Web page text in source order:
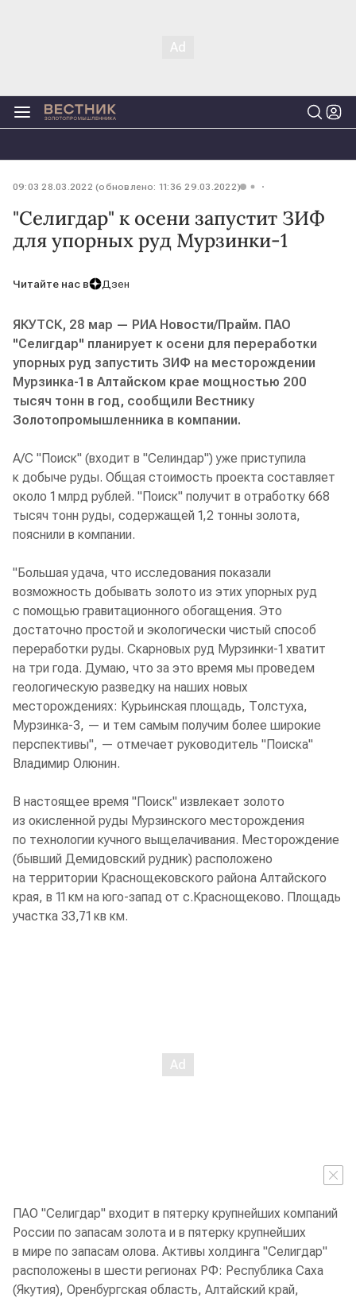
09:03 28.03.2022 (обновлено: 11:36 29.03.2022)
"Селигдар" к осени запустит ЗИФ
для упорных руд Мурзинки-1
Читайте нас в Дзен
ЯКУТСК, 28 мар — РИА Новости/Прайм. ПАО
"Селигдар" планирует к осени для переработки
упорных руд запустить ЗИФ на месторождении
Мурзинка-1 в Алтайском крае мощностью 200
тысяч тонн в год, сообщили Вестнику
Золотопромышленника в компании.
А/С "Поиск" (входит в "Селиндар") уже приступила
к добыче руды. Общая стоимость проекта составляет
около 1 млрд рублей. "Поиск" получит в отработку 668
тысяч тонн руды, содержащей 1,2 тонны золота,
пояснили в компании.
"Большая удача, что исследования показали
возможность добывать золото из этих упорных руд
с помощью гравитационного обогащения. Это
достаточно простой и экологически чистый способ
переработки руды. Скарновых руд Мурзинки-1 хватит
на три года. Думаю, что за это время мы проведем
геологическую разведку на наших новых
месторождениях: Курьинская площадь, Толстуха,
Мурзинка-3, — и тем самым получим более широкие
перспективы", — отмечает руководитель "Поиска"
Владимир Олюнин.
В настоящее время "Поиск" извлекает золото
из окисленной руды Мурзинского месторождения
по технологии кучного выщелачивания. Месторождение
(бывший Демидовский рудник) расположено
на территории Краснощековского района Алтайского
края, в 11 км на юго-запад от с.Краснощеково. Площадь
участка 33,71 кв км.
ПАО "Селигдар" входит в пятерку крупнейших компаний
России по запасам золота и в пятерку крупнейших
в мире по запасам олова. Активы холдинга "Селигдар"
расположены в шести регионах РФ: Республика Саха
(Якутия), Оренбургская область, Алтайский край,